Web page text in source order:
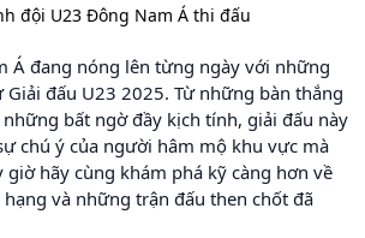
đội U23 Đông Nam Á thi đấu
Á đang nóng lên từng ngày với những
đấu U23 2025. Từ những bàn thắng
bất ngờ đầy kịch tính, giải đấu này
chú ý của người hâm mộ khu vực mà
giờ hãy cùng khám phá kỹ càng hơn về
và những trận đấu then chốt đã